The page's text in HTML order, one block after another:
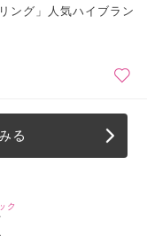
ング」人気ハイブラン
る
ク